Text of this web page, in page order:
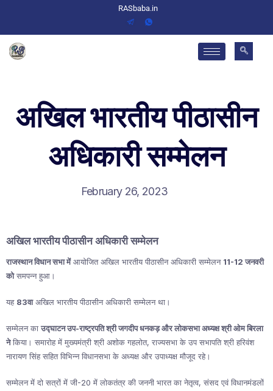
RASbaba.in
अखिल भारतीय पीठासीन
अधिकारी सम्मेलन
February 26, 2023
अखिल भारतीय पीठासीन अधिकारी सम्मेलन
राजस्थान विधान सभा मेंआयोजित अखिल भारतीय पीठासीन अधिकारी सम्मेलन 11-12 जनवरी
कोसमपन्न हुआ।
यह 83वाअखिल भारतीय पीठासीन अधिकारी सम्मेलन था।
सम्मेलन का उद्घाटन उप-राष्ट्रपति श्री जगदीप धनकड़ और लोकसभा अध्यक्ष श्री ओम बिरला
नेकिया। समारोह में मुख्यमंत्री श्री अशोक गहलोत, राज्यसभा के उप सभापति श्री हरिवंश
नारायण सिंह सहित विभिन्न विधानसभा के अध्यक्ष और उपाध्यक्ष मौजूद रहे।
सम्मेलन में दो सत्रों में जी-20 में लोकतंत्र की जननी भारत का नेतृत्व, संसद एवं विधानमंडलों